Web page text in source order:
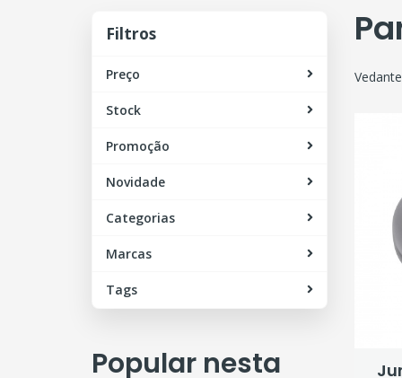
Filtros
Preço
Stock
Promoção
Novidade
Categorias
Marcas
Tags
Popular nesta